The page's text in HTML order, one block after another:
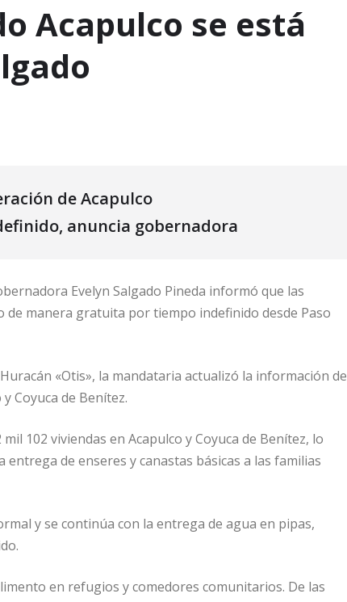
Acapulco se está
de Acapulco
anuncia gobernadora
Evelyn Salgado Pineda informó que las
manera gratuita por tiempo indefinido desde Paso
«Otis», la mandataria actualizó la información de
Coyuca de Benítez.
102 viviendas en Acapulco y Coyuca de Benítez, lo
de enseres y canastas básicas a las familias
y se continúa con la entrega de agua en pipas,
en refugios y comedores comunitarios. De las